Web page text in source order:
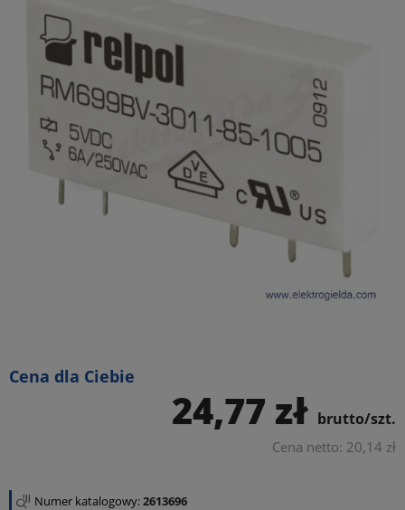
Cena dla Ciebie
24,77 zł brutto/szt.
Cena netto: 20,14 zł
Numer katalogowy:2613696